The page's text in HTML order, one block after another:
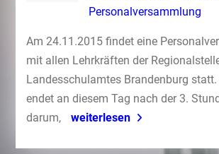
Personalversammlung
Am 24.11.2015 findet eine
mit allen Lehrkräften der
Landesschulamtes Brandenburg statt.
endet an diesem Tag nach der 3.
darum,
weiterlesen